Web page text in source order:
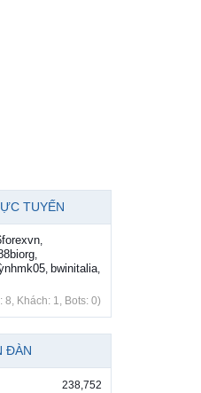
TUYẾN
bwinitalia
8, Khách: 1, Bots: 0)
ĐÀN
238,752